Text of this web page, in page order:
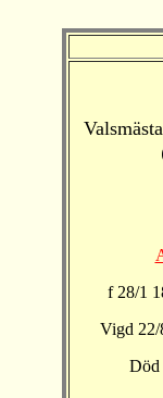
f 28/1
Vigd 22/
Död